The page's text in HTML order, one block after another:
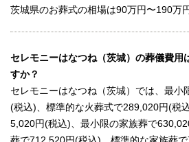
茨城県のお葬式の相場は90万円〜190万
セレモニーはなつね（茨城）の葬儀費用
すか？
セレモニーはなつね（茨城）では、最小
(税込)、標準的な火葬式で289,020円(税
5,020円(税込)、最小限の家族葬で